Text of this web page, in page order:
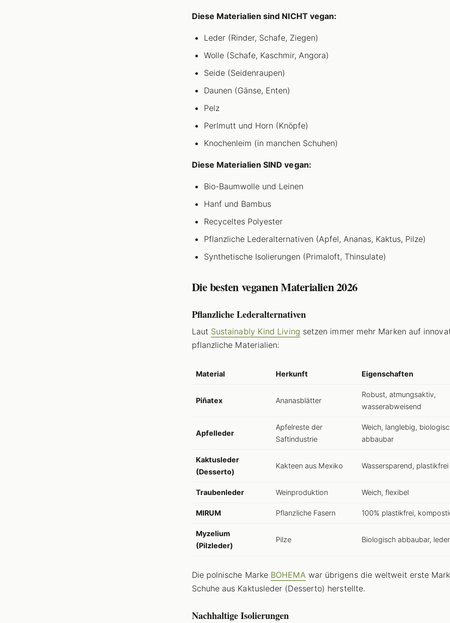
Diese Materialien sind NICHT vegan:
Leder (Rinder, Schafe, Ziegen)
Wolle (Schafe, Kaschmir, Angora)
Seide (Seidenraupen)
Daunen (Gänse, Enten)
Pelz
Perlmutt und Horn (Knöpfe)
Knochenleim (in manchen Schuhen)
Diese Materialien SIND vegan:
Bio-Baumwolle und Leinen
Hanf und Bambus
Recyceltes Polyester
Pflanzliche Lederalternativen (Apfel, Ananas, Kaktus, Pilze)
Synthetische Isolierungen (Primaloft, Thinsulate)
Die besten veganen Materialien 2026
Pflanzliche Lederalternativen
Laut Sustainably Kind Living setzen immer mehr Marken auf
pflanzliche Materialien:
Material Herkunft Eigenschaften
Piñatex Ananasblätter
Robust, atmungsaktiv,
wasserabweisend
Apfelleder
Apfelreste der
Saftindustrie
Weich, langlebig,
abbaubar
Kaktusleder
(Desserto)
Kakteen aus Mexiko Wassersparend, plastikfrei
Traubenleder Weinproduktion Weich, flexibel
MIRUM Pflanzliche Fasern 100% plastikfrei,
Myzelium
(Pilzleder)
Pilze Biologisch abbaubar,
Die polnische Marke BOHEMA war übrigens die weltweit erste
Schuhe aus Kaktusleder (Desserto) herstellte.
Nachhaltige Isolierungen